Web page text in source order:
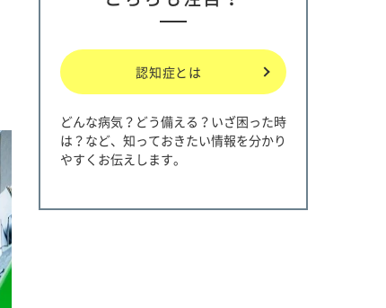
認知症とは
どんな病気？どう備える？いざ困った時
は？など、知っておきたい情報を分かり
やすくお伝えします。